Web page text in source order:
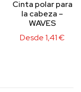
Cinta polar para
la cabeza –
WAVES
Desde1,41€